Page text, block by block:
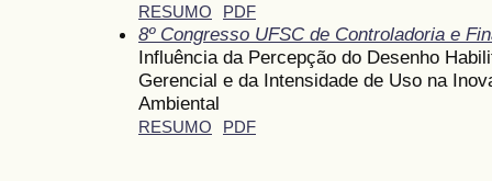
RESUMO PDF
8º Congresso UFSC de Controladoria e
Influência da Percepção do Desenho
Gerencial e da Intensidade de Uso na
Ambiental
RESUMO PDF